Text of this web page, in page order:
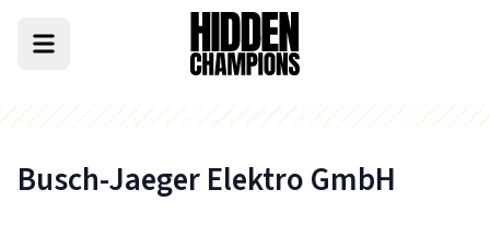
Busch-Jaeger Elektro GmbH